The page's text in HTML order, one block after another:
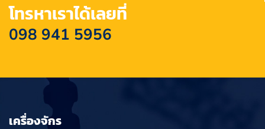
โทรหาเราได้เลยที่
098 941 5956
เครื่องจักร